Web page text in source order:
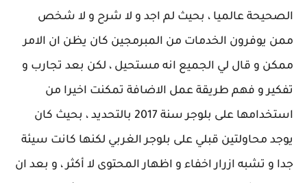
الصحيحة عالميا ، بحيث لم اجد و لا شرح و لا شخص
ممن يوفرون الخدمات من المبرمجين كان يظن ان الامر
ممكن و قال لي الجميع انه مستحيل ، لكن بعد تجارب و
تفكير و فهم طريقة عمل الاضافة تمكنت اخيرا من
استخدامها على بلوجر سنة 2017 بالتحديد ، بحيث كان
يوجد محاولتين قبلي على بلوجر الغربي لكنها كانت سيئة
جدا و تشبه ازرار اخفاء و اظهار المحتوى لا أكثر ، و بعد ان